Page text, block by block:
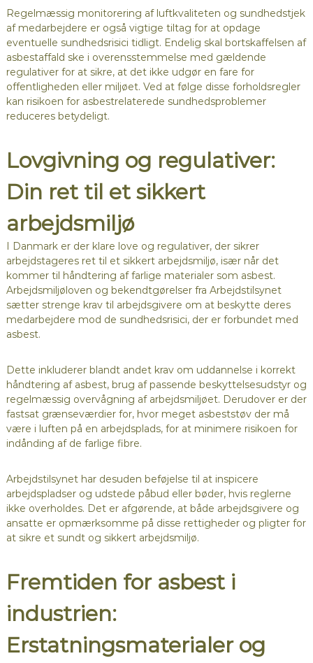
Regelmæssig monitorering af luftkvaliteten og sundhedstjek
af medarbejdere er også vigtige tiltag for at opdage
eventuelle sundhedsrisici tidligt. Endelig skal bortskaffelsen af
asbestaffald ske i overensstemmelse med gældende
regulativer for at sikre, at det ikke udgør en fare for
offentligheden eller miljøet. Ved at følge disse forholdsregler
kan risikoen for asbestrelaterede sundhedsproblemer
reduceres betydeligt.
Lovgivning og regulativer:
Din ret til et sikkert
arbejdsmiljø
I Danmark er der klare love og regulativer, der sikrer
arbejdstageres ret til et sikkert arbejdsmiljø, især når det
kommer til håndtering af farlige materialer som asbest.
Arbejdsmiljøloven og bekendtgørelser fra Arbejdstilsynet
sætter strenge krav til arbejdsgivere om at beskytte deres
medarbejdere mod de sundhedsrisici, der er forbundet med
asbest.
Dette inkluderer blandt andet krav om uddannelse i korrekt
håndtering af asbest, brug af passende beskyttelsesudstyr og
regelmæssig overvågning af arbejdsmiljøet. Derudover er der
fastsat grænseværdier for, hvor meget asbeststøv der må
være i luften på en arbejdsplads, for at minimere risikoen for
indånding af de farlige fibre.
Arbejdstilsynet har desuden beføjelse til at inspicere
arbejdspladser og udstede påbud eller bøder, hvis reglerne
ikke overholdes. Det er afgørende, at både arbejdsgivere og
ansatte er opmærksomme på disse rettigheder og pligter for
at sikre et sundt og sikkert arbejdsmiljø.
Fremtiden for asbest i
industrien:
Erstatningsmaterialer og